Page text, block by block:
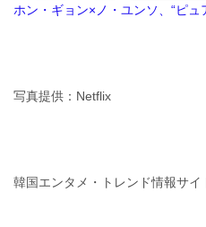
ホン・ギョン×ノ・ユンソ、“ピ
写真提供：Netflix
韓国エンタメ・トレンド情報サイ